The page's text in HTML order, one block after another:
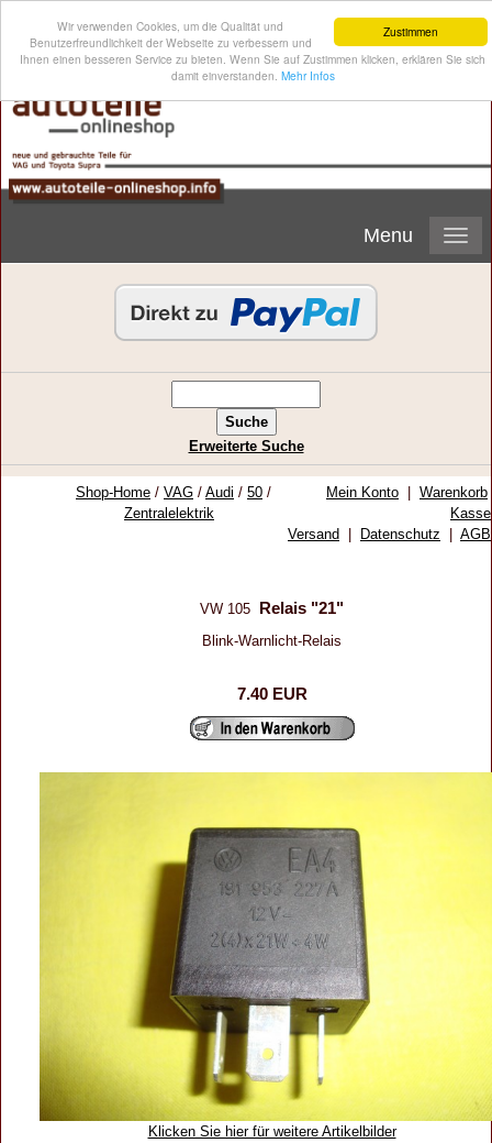
Zustimmen
Wir verwenden Cookies, um die Qualität und
Benutzerfreundlichkeit der Webseite zu verbessern und
Ihnen einen besseren Service zu bieten. Wenn Sie auf Zustimmen klicken, erklären Sie sich
damit einverstanden. Mehr Infos
Menu
Erweiterte Suche
Shop-Home / VAG / Audi / 50 /
Zentralelektrik
Mein Konto Warenkorb
Kasse
Versand
Datenschutz AGB
VW 105 Relais "21"
Blink-Warnlicht-Relais
7.40 EUR
Klicken Sie hier für weitere Artikelbilder